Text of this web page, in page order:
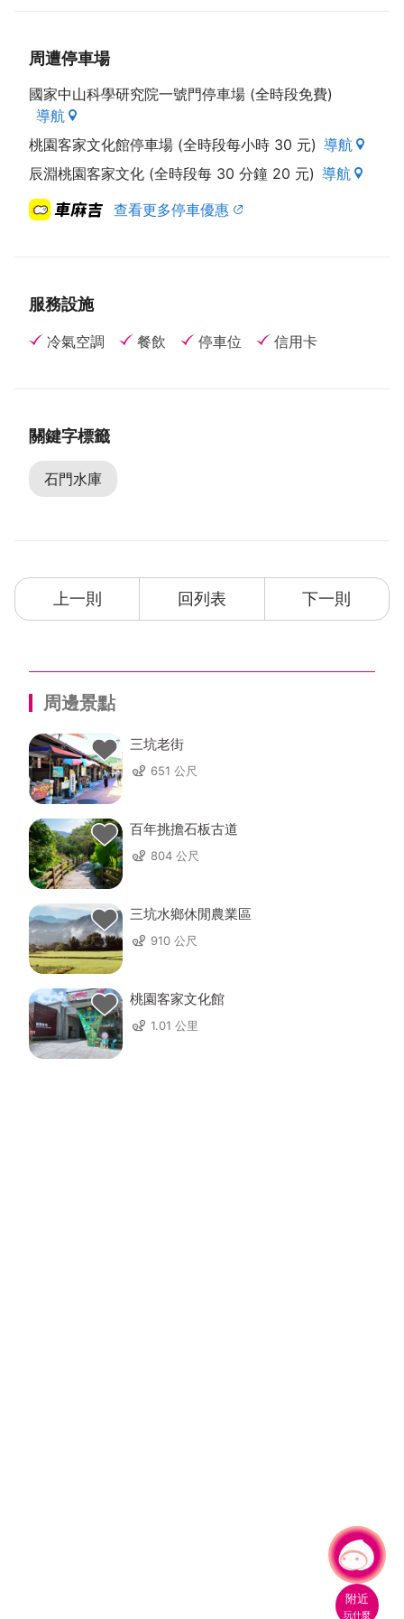
周遭停車場
國家中山科學研究院一號門停車場 (全時段免費)
導航
桃園客家文化館停車場 (全時段每小時 30 元) 導航
辰淵桃園客家文化 (全時段每 30 分鐘 20 元) 導航
查看更多停車優惠
服務設施
冷氣空調 餐飲 停車位 信用卡
關鍵字標籤
石門水庫
上一則 回列表 下一則
周邊景點
三坑老街
651 公尺
百年挑擔石板古道
804 公尺
三坑水鄉休閒農業區
910 公尺
桃園客家文化館
1.01 公里
附近
玩什麼